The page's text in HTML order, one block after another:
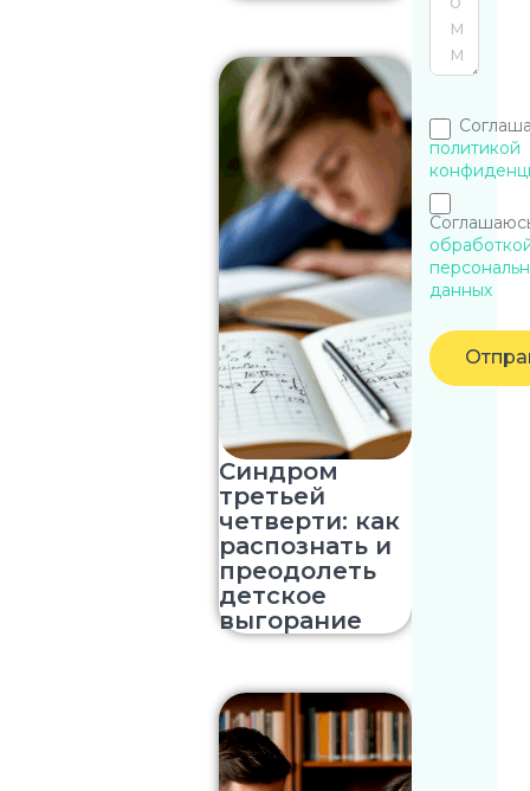
Синдром
третьей
четверти: как
распознать и
преодолеть
детское
выгорание
политикой
данных